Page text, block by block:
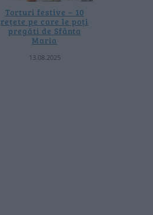
Torturi festive – 10
rețete pe care le poți
pregăti de Sfânta
Maria
13.08.2025